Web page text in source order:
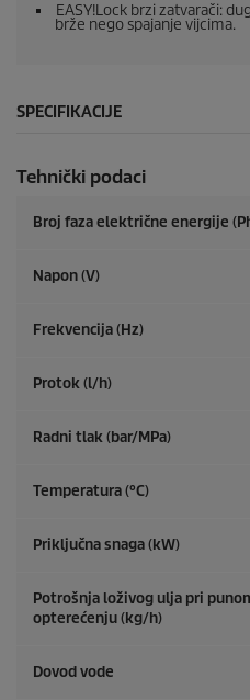
EASY!Lock brzi zatvarači:
brže nego spajanje vijcima.
SPECIFIKACIJE
Tehnički podaci
Broj faza električne energije
Napon (V)
Frekvencija (Hz)
Protok (l/h)
Radni tlak (bar/MPa)
Temperatura (°C)
Priključna snaga (kW)
Potrošnja loživog ulja pri
opterećenju (kg/h)
Dovod vode